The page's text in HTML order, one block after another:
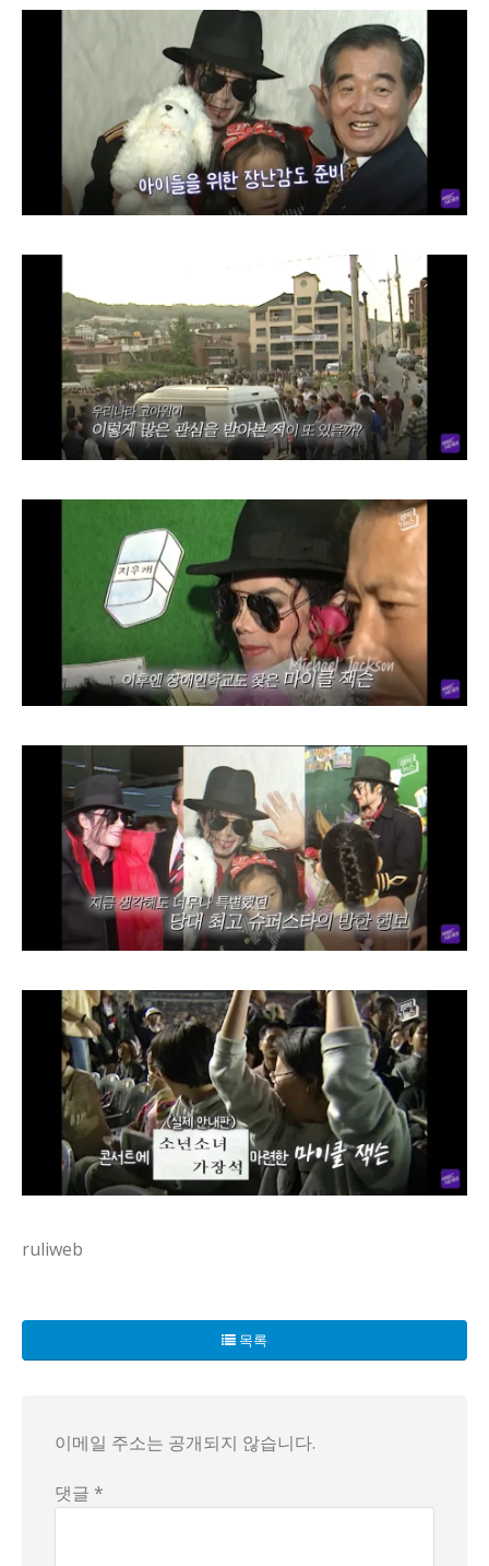
ruliweb
방문 일정 얘기도 왜 이렇게 많지? 경호원이 가까이서 움직
현장 분위기는 추측으로 가득 차 있지. 팬들 사이에선 서로
목록
이메일 주소는 공개되지 않습니다.
댓글 *